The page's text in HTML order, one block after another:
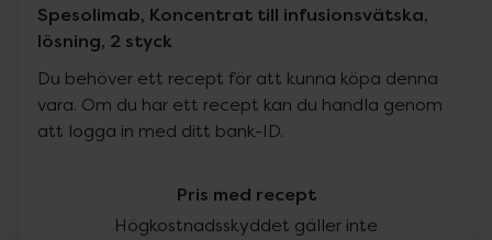
Spesolimab, Koncentrat till infusionsvätska,
lösning, 2 styck
Du behöver ett recept för att kunna köpa denna
vara. Om du har ett recept kan du handla genom
att logga in med ditt bank-ID.
Pris med recept
Högkostnadsskyddet gäller inte